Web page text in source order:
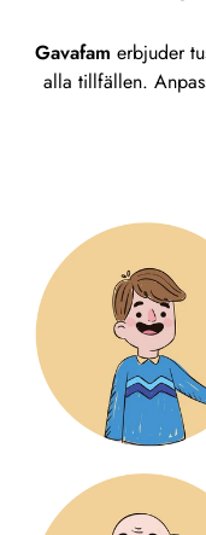
Gavafam erbjuder
alla tillfällen.